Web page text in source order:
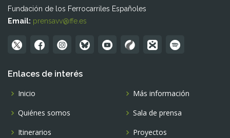
Fundación de los Ferrocarriles Españoles
Email: prensavv@ffe.es
Enlaces de interés
Inicio
Quiénes somos
Itinerarios
Más información
Sala de prensa
Proyectos